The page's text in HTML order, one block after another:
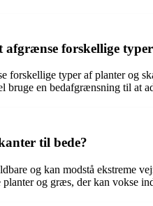
forskellige
forskellige typer af planter og
en bedafgrænsning til at
til bede?
og kan modstå ekstreme
og græs, der kan vokse